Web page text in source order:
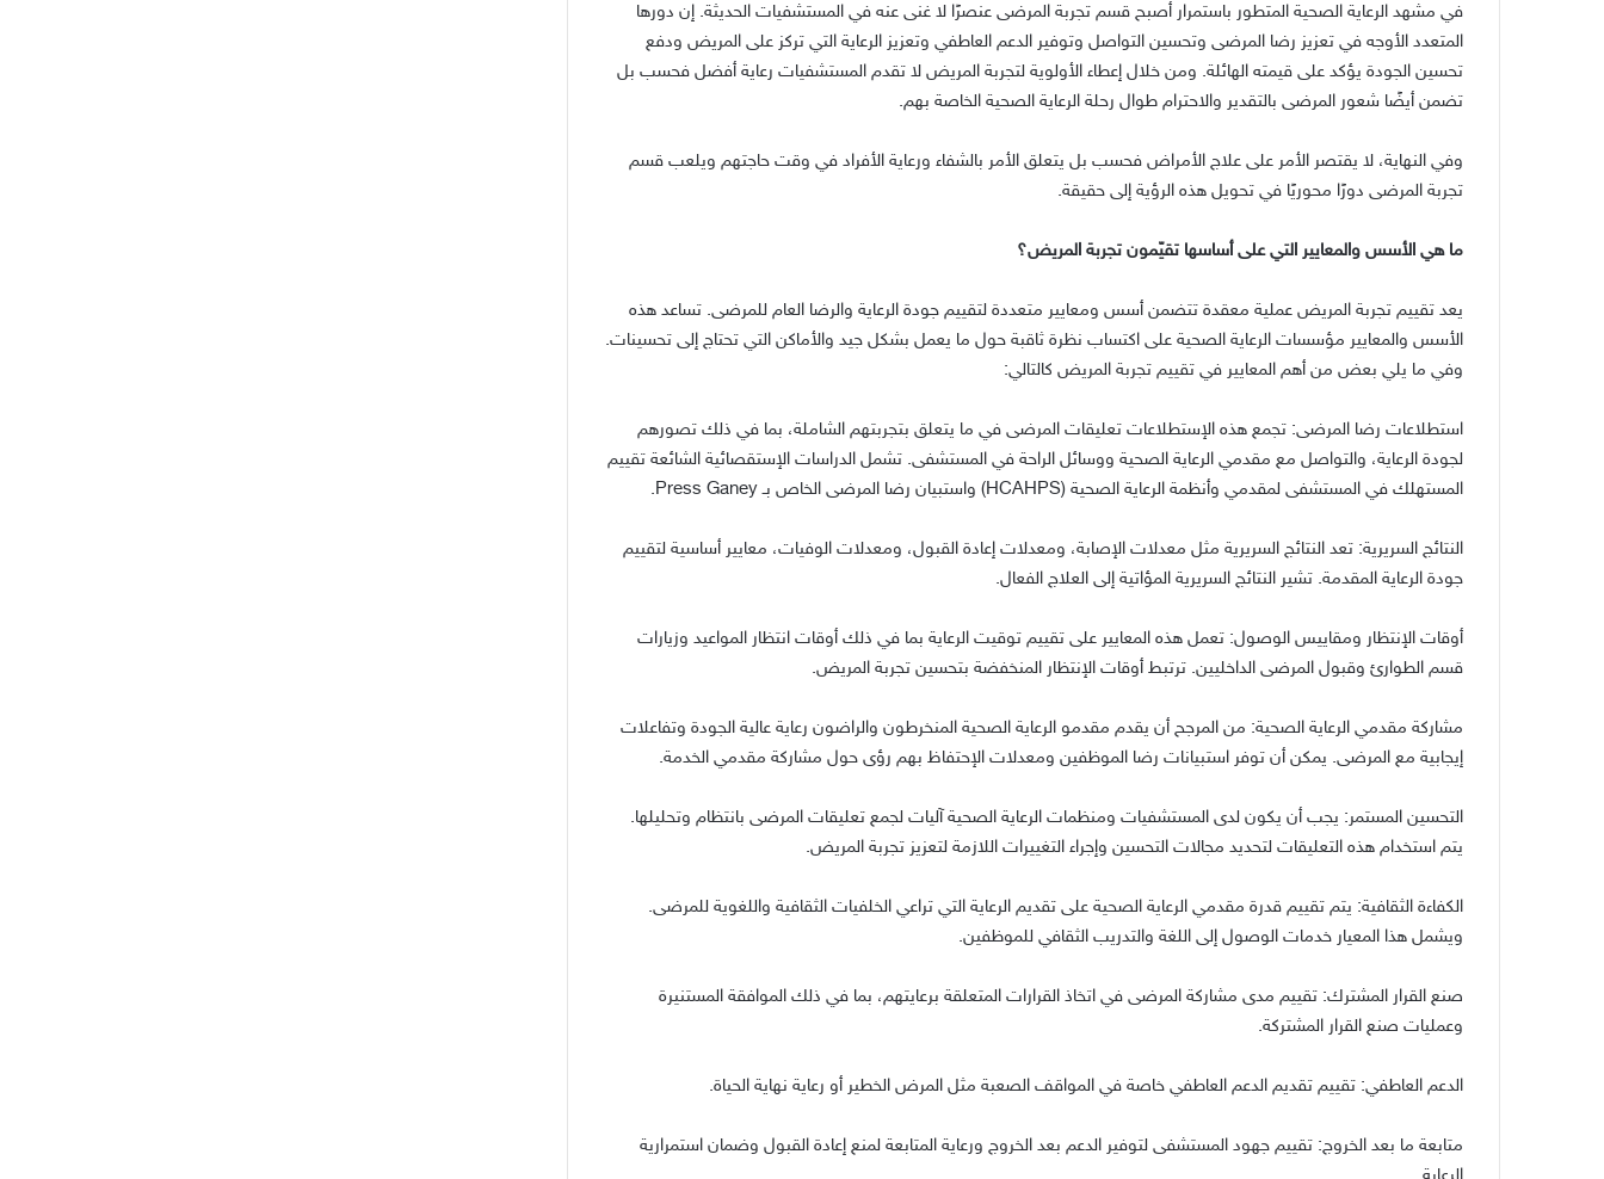
في مشهد الرعاية الصحية المتطور باستمرار أصبح قسم تجربة المرضى عنصرًا لا غنى عنه في المستشفيات الحديثة. إن دورها
المتعدد الأوجه في تعزيز رضا المرضى وتحسين التواصل وتوفير الدعم العاطفي وتعزيز الرعاية التي تركز على المريض ودفع
تحسين الجودة يؤكد على قيمته الهائلة. ومن خلال إعطاء الأولوية لتجربة المريض لا تقدم المستشفيات رعاية أفضل فحسب بل
تضمن أيضًا شعور المرضى بالتقدير والاحترام طوال رحلة الرعاية الصحية الخاصة بهم.
وفي النهاية، لا يقتصر الأمر على علاج الأمراض فحسب بل يتعلق الأمر بالشفاء ورعاية الأفراد في وقت حاجتهم ويلعب قسم
تجربة المرضى دورًا محوريًا في تحويل هذه الرؤية إلى حقيقة.
ما هي الأسس والمعايير التي على أساسها تقيّمون تجربة المريض؟
يعد تقييم تجربة المريض عملية معقدة تتضمن أسس ومعايير متعددة لتقييم جودة الرعاية والرضا العام للمرضى. تساعد هذه
الأسس والمعايير مؤسسات الرعاية الصحية على اكتساب نظرة ثاقبة حول ما يعمل بشكل جيد والأماكن التي تحتاج إلى تحسينات.
وفي ما يلي بعض من أهم المعايير في تقييم تجربة المريض كالتالي:
استطلاعات رضا المرضى: تجمع هذه الإستطلاعات تعليقات المرضى في ما يتعلق بتجربتهم الشاملة، بما في ذلك تصورهم
لجودة الرعاية، والتواصل مع مقدمي الرعاية الصحية ووسائل الراحة في المستشفى. تشمل الدراسات الإستقصائية الشائعة تقييم
المستهلك في المستشفى لمقدمي وأنظمة الرعاية الصحية (HCAHPS) واستبيان رضا المرضى الخاص بـPress Ganey.
النتائج السريرية: تعد النتائج السريرية مثل معدلات الإصابة، ومعدلات إعادة القبول، ومعدلات الوفيات، معايير أساسية لتقييم
جودة الرعاية المقدمة. تشير النتائج السريرية المؤاتية إلى العلاج الفعال.
أوقات الإنتظار ومقاييس الوصول: تعمل هذه المعايير على تقييم توقيت الرعاية بما في ذلك أوقات انتظار المواعيد وزيارات
قسم الطوارئ وقبول المرضى الداخليين. ترتبط أوقات الإنتظار المنخفضة بتحسين تجربة المريض.
مشاركة مقدمي الرعاية الصحية: من المرجح أن يقدم مقدمو الرعاية الصحية المنخرطون والراضون رعاية عالية الجودة وتفاعلات
إيجابية مع المرضى. يمكن أن توفر استبيانات رضا الموظفين ومعدلات الإحتفاظ بهم رؤى حول مشاركة مقدمي الخدمة.
التحسين المستمر: يجب أن يكون لدى المستشفيات ومنظمات الرعاية الصحية آليات لجمع تعليقات المرضى بانتظام وتحليلها.
يتم استخدام هذه التعليقات لتحديد مجالات التحسين وإجراء التغييرات اللازمة لتعزيز تجربة المريض.
الكفاءة الثقافية: يتم تقييم قدرة مقدمي الرعاية الصحية على تقديم الرعاية التي تراعي الخلفيات الثقافية واللغوية للمرضى.
ويشمل هذا المعيار خدمات الوصول إلى اللغة والتدريب الثقافي للموظفين.
صنع القرار المشترك: تقييم مدى مشاركة المرضى في اتخاذ القرارات المتعلقة برعايتهم، بما في ذلك الموافقة المستنيرة
وعمليات صنع القرار المشتركة.
الدعم العاطفي: تقييم تقديم الدعم العاطفي خاصة في المواقف الصعبة مثل المرض الخطير أو رعاية نهاية الحياة.
متابعة ما بعد الخروج: تقييم جهود المستشفى لتوفير الدعم بعد الخروج ورعاية المتابعة لمنع إعادة القبول وضمان استمرارية